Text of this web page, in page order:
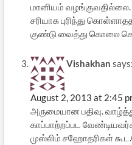
மானியம்
சரியாக புரிந்து
குண்டு வைத்து கொலை
Vishakhan says:
August 2, 2013 at 2:45
அருமையான பதிவு.
காப்பாற்றப்பட
முஸ்லிம் சஹோதரிகள்